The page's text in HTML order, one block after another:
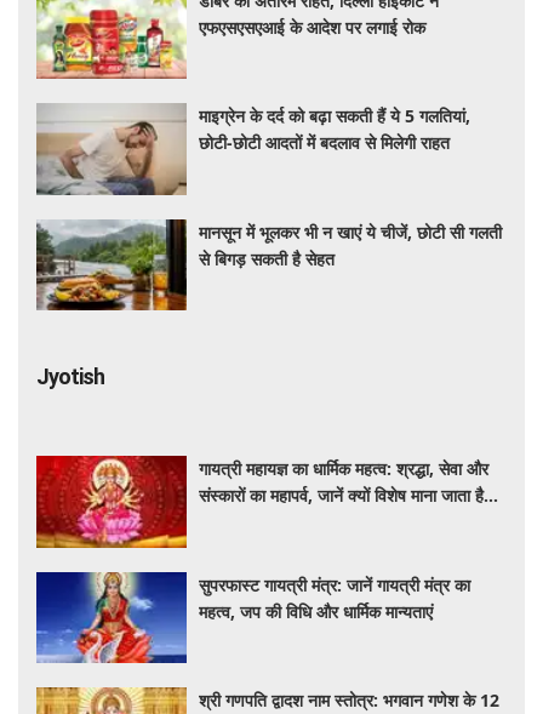
एफएसएसएआई के आदेश पर लगाई रोक
माइग्रेन के दर्द को बढ़ा सकती हैं ये 5 गलतियां,
छोटी-छोटी आदतों में बदलाव से मिलेगी राहत
मानसून में भूलकर भी न खाएं ये चीजें, छोटी सी गलती
से बिगड़ सकती है सेहत
Jyotish
गायत्री महायज्ञ का धार्मिक महत्व: श्रद्धा, सेवा और
संस्कारों का महापर्व, जानें क्यों विशेष माना जाता है
सुपरफास्ट गायत्री मंत्र: जानें गायत्री मंत्र का
महत्व, जप की विधि और धार्मिक मान्यताएं
श्री गणपति द्वादश नाम स्तोत्र: भगवान गणेश के 12